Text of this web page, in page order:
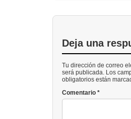
Deja una
Tu dirección de correo
será publicada. Los
obligatorios están
Comentario *